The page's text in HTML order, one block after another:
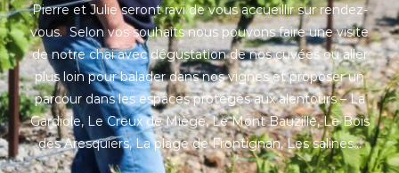
Pierre et Julie seront ravi de vous accueillir sur rendez-
vous. Selon vos souhaits nous pouvons faire une visite
de notre chai avec dégustation de nos cuvées ou aller
plus loin pour balader dans nos vignes et proposer un
parcour dans les espaces protégés aux alentours – La
Gardiole, Le Creux de Miège, Le Mont Bauzille, Le Bois
des Aresquiers, La plage de Frontignan, Les salines…